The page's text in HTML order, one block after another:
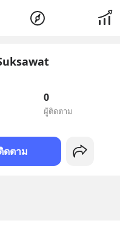
0
ผู้ติดตาม
ดตาม